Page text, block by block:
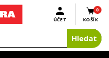
0
KOŠÍK
ÚČET
Hledat